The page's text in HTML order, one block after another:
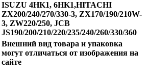
ISUZU 4HK1, 6HK1,HITACHI
ZX200/240/270/330-3, ZX170/190/210W-
3, ZW220/250, JCB
JS190/200/210/220/235/240/260/330/360
Внешний вид товара и упаковка
могут отличаться от изображения на
сайте